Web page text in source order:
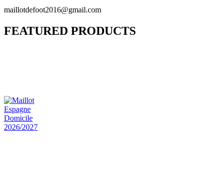
maillotdefoot2016@gmail.com
FEATURED PRODUCTS